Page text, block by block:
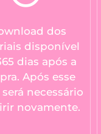
dos
disponível
dias após a
Após esse
será necessário
novamente.